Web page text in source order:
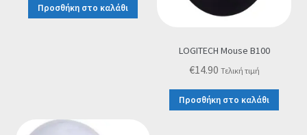
Προσθήκη στο καλάθι
LOGITECH Mouse B100
€14.90 Τελική τιμή
Προσθήκη στο καλάθι